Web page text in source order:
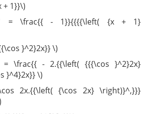
+ 1}}\)
= \frac{{ - 1}}{{{{\left( {x + 1}
}^2}2x}} \)
= \frac{{ - 2.{{\left( {{{\cos }^2}2x}
}^4}2x}} \)
2x.{{\left( {\cos 2x} \right)}^,}}}